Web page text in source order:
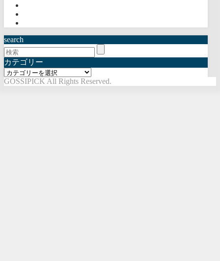
search
カテゴリー
カ
テ
GOSSIPICK All Rights Reserved.